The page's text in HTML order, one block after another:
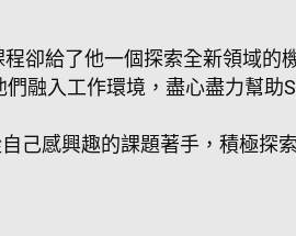
卻給了他一個探索全新領域的
融入工作環境，盡心盡力幫助
己感興趣的課題著手，積極探